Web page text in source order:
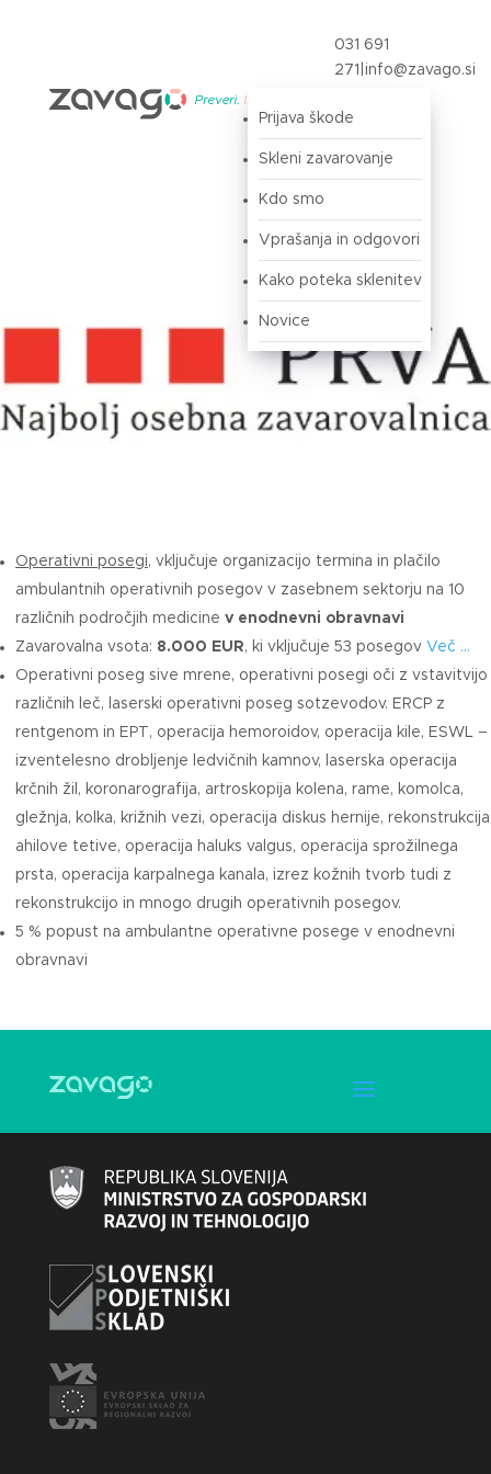
031 691
271 info@zavago.si
Prijava škode
Skleni zavarovanje
Kdo smo
Vprašanja in odgovori
Kako poteka sklenitev
Novice
Operativni posegi, vključuje organizacijo termina in plačilo
ambulantnih operativnih posegov v zasebnem sektorju na 10
različnih področjih medicine v enodnevni obravnavi
Zavarovalna vsota: 8.000 EUR, ki vključuje 53 posegov Več …
Operativni poseg sive mrene, operativni posegi oči z vstavitvijo
različnih leč, laserski operativni poseg sotzevodov. ERCP z
rentgenom in EPT, operacija hemoroidov, operacija kile, ESWL –
izventelesno drobljenje ledvičnih kamnov, laserska operacija
krčnih žil, koronarografija, artroskopija kolena, rame, komolca,
gležnja, kolka, križnih vezi, operacija diskus hernije, rekonstrukcija
ahilove tetive, operacija haluks valgus, operacija sprožilnega
prsta, operacija karpalnega kanala, izrez kožnih tvorb tudi z
rekonstrukcijo in mnogo drugih operativnih posegov.
5 % popust na ambulantne operativne posege v enodnevni
obravnavi